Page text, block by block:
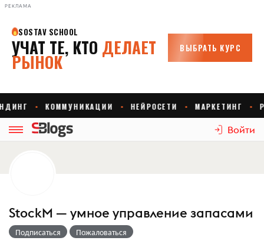
РЕКЛАМА
Войти
StockM — умное управление запасами
Подписаться Пожаловаться